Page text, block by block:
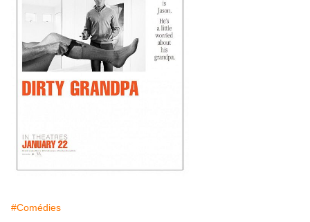
#Comédies